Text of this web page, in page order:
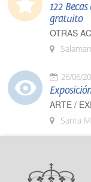
122
gratuito
OTRAS
26/06/
ARTE /
Santa